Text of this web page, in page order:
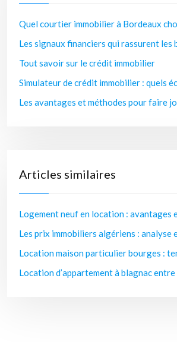
Quel courtier immobilier à Bordeaux
Les signaux financiers qui rassurent les
Tout savoir sur le crédit immobilier
Simulateur de crédit immobilier : quels
Les avantages et méthodes pour faire
Articles similaires
Logement neuf en location : avantages
Les prix immobiliers algériens : analyse
Location maison particulier bourges :
Location d’appartement à blagnac